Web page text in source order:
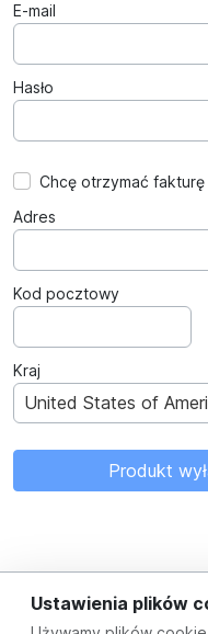
E-mail
Hasło
Chcę otrzymać fakturę
Adres
Kod pocztowy
Kraj
United States of
Produkt
Ustawienia plików